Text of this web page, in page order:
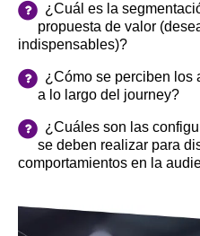
¿Cuál es la
propuesta de valor
indispensables)?
¿Cómo se perciben los
a lo largo del journey?
¿Cuáles son las
se deben realizar para
comportamientos en la